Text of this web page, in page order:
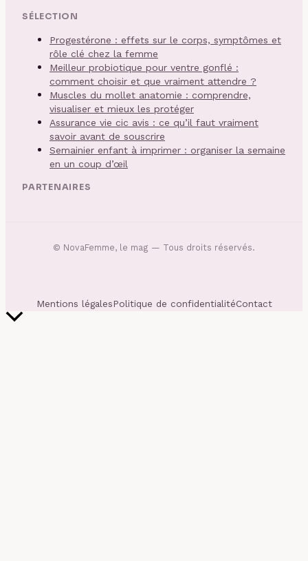
SÉLECTION
Progestérone : effets sur le corps, symptômes et
rôle clé chez la femme
Meilleur probiotique pour ventre gonflé :
comment choisir et que vraiment attendre ?
Muscles du mollet anatomie : comprendre,
visualiser et mieux les protéger
Assurance vie cic avis : ce qu’il faut vraiment
savoir avant de souscrire
Semainier enfant à imprimer : organiser la semaine
en un coup d’œil
PARTENAIRES
© NovaFemme, le mag — Tous droits réservés.
Mentions légalesPolitique de confidentialitéContact